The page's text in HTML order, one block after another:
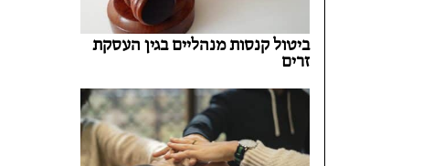
ביטול קנסות מנהליים בגין העסקת
זרים